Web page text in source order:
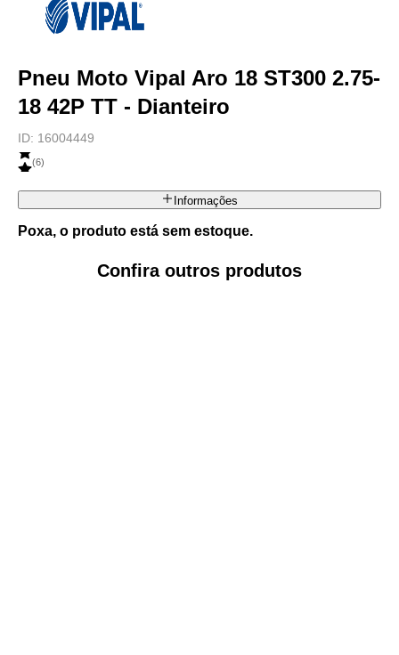
Pneu Moto Vipal Aro 18 ST300 2.75-
18 42P TT - Dianteiro
ID: 16004449
(6)
Informações
Poxa, o produto está sem estoque.
Confira outros produtos